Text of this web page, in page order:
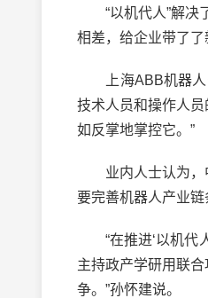
“以机代人”解决了
相差，给企业带了
上海ABB机器人公
技术人员和操作人
如反掌地掌控它。”
业内人士认为，中
要完善机器人产业链
“在推进‘以机代人
主持政产学研用联
争。”孙怀建说。